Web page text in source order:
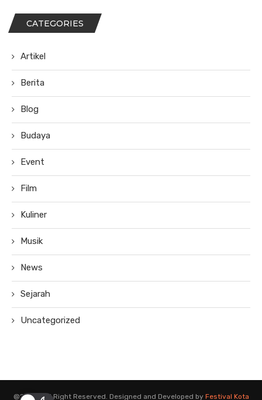
CATEGORIES
Artikel
Berita
Blog
Budaya
Event
Film
Kuliner
Musik
News
Sejarah
Uncategorized
@2019 - All Right Reserved. Designed and Developed by Festival Kota